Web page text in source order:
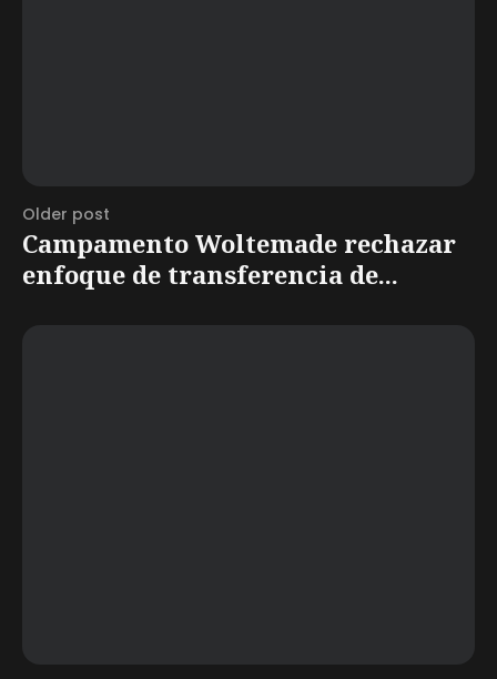
Older post
Campamento Woltemade rechazar
enfoque de transferencia de...